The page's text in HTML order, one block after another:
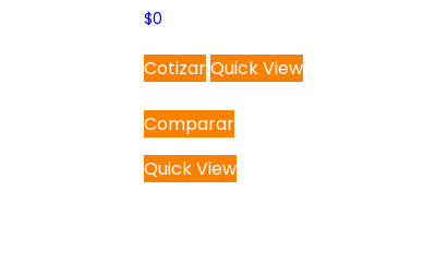
$0
CotizarQuick View
Comparar
Quick View